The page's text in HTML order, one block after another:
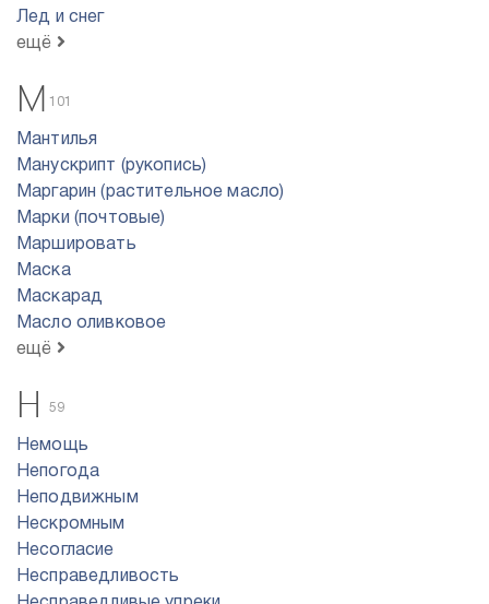
Лед и снег
ещё
М 101
Мантилья
Манускрипт (рукопись)
Маргарин (растительное масло)
Марки (почтовые)
Маршировать
Маска
Маскарад
Масло оливковое
ещё
Н 59
Немощь
Непогода
Неподвижным
Нескромным
Несогласие
Несправедливость